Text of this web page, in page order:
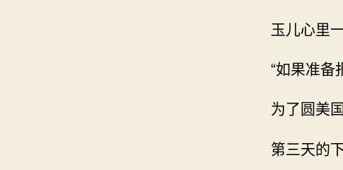
玉儿心里
“如果准备
为了圆美
第三天的